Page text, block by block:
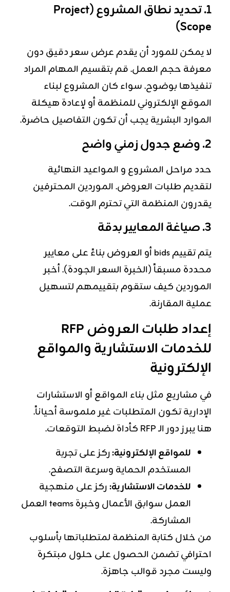
1. تحديد نطاق المشروع (Project
Scope)
لا يمكن للمورد أن يقدم عرض سعر دقيق دون
معرفة حجم العمل. قم بتقسيم المهام المراد
تنفيذها بوضوح. سواء كان المشروع لبناء
الموقع الإلكتروني للمنظمة أو لإعادة هيكلة
الموارد البشرية يجب أن تكون التفاصيل حاضرة.
2. وضع جدول زمني واضح
حدد مراحل المشروع و المواعيد النهائية
لتقديم طلبات العروض. الموردين المحترفين
يقدرون المنظمة التي تحترم الوقت.
3. صياغة المعايير بدقة
يتم تقييم bids أو العروض بناءً على معايير
محددة مسبقاً (الخبرة السعر الجودة). أخبر
الموردين كيف ستقوم بتقييمهم لتسهيل
عملية المقارنة.
إعداد طلبات العروض RFP
للخدمات الاستشارية والمواقع
الإلكترونية
في مشاريع مثل بناء المواقع أو الاستشارات
الإدارية تكون المتطلبات غير ملموسة أحياناً.
هنا يبرز دور الـ RFP كأداة لضبط التوقعات.
للمواقع الإلكترونية:ركز على تجربة
المستخدم الحماية وسرعة التصفح.
للخدمات الاستشارية:ركز على منهجية
العمل سوابق الأعمال وخبرة teams العمل
المشاركة.
من خلال كتابة المنظمة لمتطلباتها بأسلوب
احترافي تضمن الحصول على حلول مبتكرة
وليست مجرد قوالب جاهزة.